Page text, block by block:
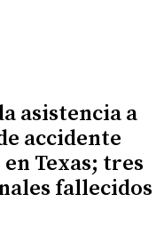
asistencia a
accidente
Texas; tres
fallecidos